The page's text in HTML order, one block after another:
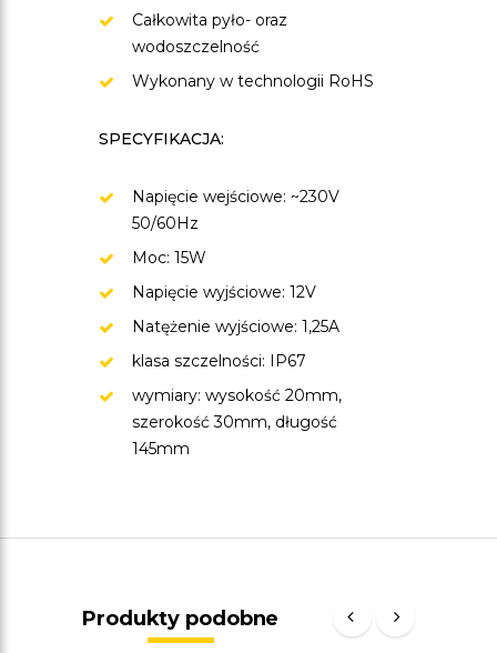
Całkowita pyło- oraz
wodoszczelność
Wykonany w technologii RoHS
SPECYFIKACJA:
Napięcie wejściowe: ~230V
50/60Hz
Moc: 15W
Napięcie wyjściowe: 12V
Natężenie wyjściowe: 1,25A
klasa szczelności: IP67
wymiary: wysokość 20mm,
szerokość 30mm, długość
145mm
Produkty podobne